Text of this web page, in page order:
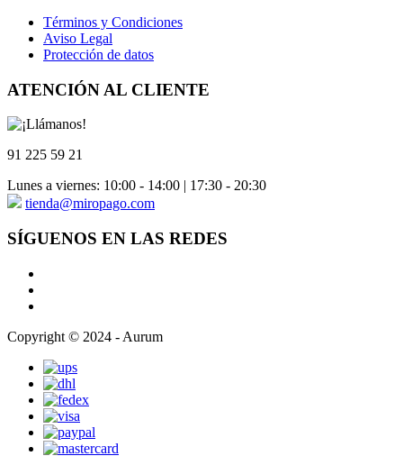
Términos y Condiciones
Aviso Legal
Protección de datos
ATENCIÓN AL CLIENTE
91 225 59 21
Lunes a viernes: 10:00 - 14:00 | 17:30 - 20:30
tienda@miropago.com
SÍGUENOS EN LAS REDES
Copyright © 2024 - Aurum